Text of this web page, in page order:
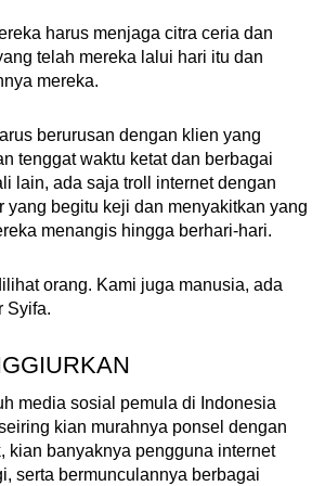
harus menjaga citra ceria dan
telah mereka lalui hari itu dan
mereka.
berurusan dengan klien yang
tenggat waktu ketat dan berbagai
lain, ada saja troll internet dengan
yang begitu keji dan menyakitkan yang
menangis hingga berhari-hari.
orang. Kami juga manusia, ada
Syifa.
media sosial pemula di Indonesia
kian murahnya ponsel dengan
kian banyaknya pengguna internet
serta bermunculannya berbagai